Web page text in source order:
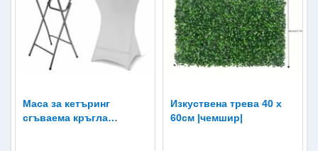
Маса за кетъринг
сгъваема кръгла
Изкуствена трева 40 х
60см |чемшир|